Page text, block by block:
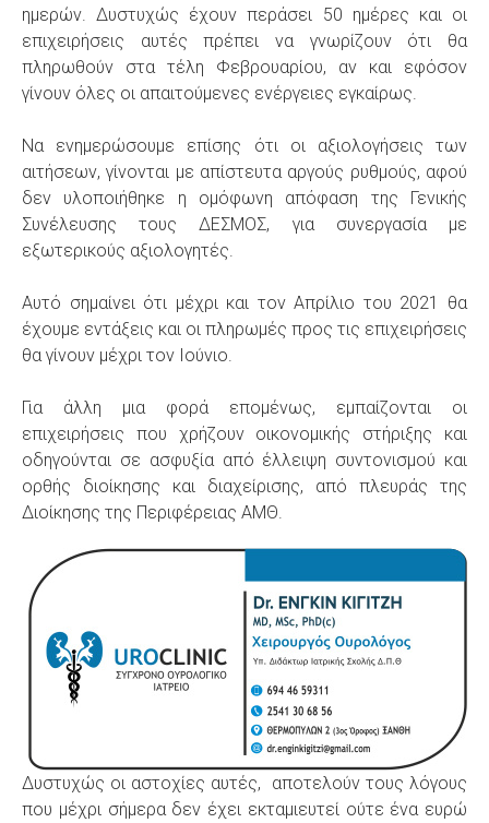
ημερών. Δυστυχώς έχουν περάσει 50 ημέρες και οι
επιχειρήσεις αυτές πρέπει να γνωρίζουν ότι θα
πληρωθούν στα τέλη Φεβρουαρίου, αν και εφόσον
γίνουν όλες οι απαιτούμενες ενέργειες εγκαίρως.
Να ενημερώσουμε επίσης ότι οι αξιολογήσεις των
αιτήσεων, γίνονται με απίστευτα αργούς ρυθμούς, αφού
δεν υλοποιήθηκε η ομόφωνη απόφαση της Γενικής
Συνέλευσης τους ΔΕΣΜΟΣ, για συνεργασία με
εξωτερικούς αξιολογητές.
Αυτό σημαίνει ότι μέχρι και τον Απρίλιο του 2021 θα
έχουμε εντάξεις και οι πληρωμές προς τις επιχειρήσεις
θα γίνουν μέχρι τον Ιούνιο.
Για άλλη μια φορά επομένως, εμπαίζονται οι
επιχειρήσεις που χρήζουν οικονομικής στήριξης και
οδηγούνται σε ασφυξία από έλλειψη συντονισμού και
ορθής διοίκησης και διαχείρισης, από πλευράς της
Διοίκησης της Περιφέρειας ΑΜΘ.
Δυστυχώς οι αστοχίες αυτές, αποτελούν τους λόγους
που μέχρι σήμερα δεν έχει εκταμιευτεί ούτε ένα ευρώ